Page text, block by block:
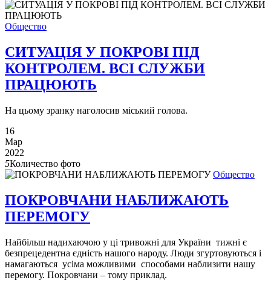
Общество
СИТУАЦІЯ У ПОКРОВІ ПІД
КОНТРОЛЕМ. ВСІ СЛУЖБИ
ПРАЦЮЮТЬ
На цьому зранку наголосив міський голова.
16
Мар
2022
5Количество фото
Общество
ПОКРОВЧАНИ НАБЛИЖАЮТЬ
ПЕРЕМОГУ
Найбільш надихаючою у ці тривожні для України тижні є
безпрецедентна єдність нашого народу. Люди згуртовуються і
намагаються усіма можливими способами наблизити нашу
перемогу. Покровчани – тому приклад.